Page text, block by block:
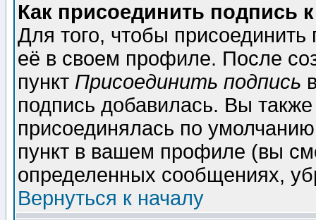
Как присоединить подпись
Для того, чтобы
её в своем профиле. После
пункт Присоединить подпись
подпись добавилась. Вы
присоединялась по
пункт в вашем профиле (вы
определенных сообщениях,
Вернуться к началу